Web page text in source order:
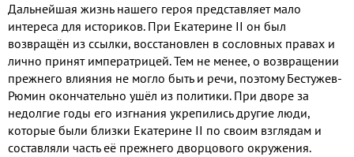
Дальнейшая жизнь нашего героя представляет мало
интереса для историков. При Екатерине II он был
возвращён из ссылки, восстановлен в сословных правах и
лично принят императрицей. Тем не менее, о возвращении
прежнего влияния не могло быть и речи, поэтому Бестужев-
Рюмин окончательно ушёл из политики. При дворе за
недолгие годы его изгнания укрепились другие люди,
которые были близки Екатерине II по своим взглядам и
составляли часть её прежнего дворцового окружения.